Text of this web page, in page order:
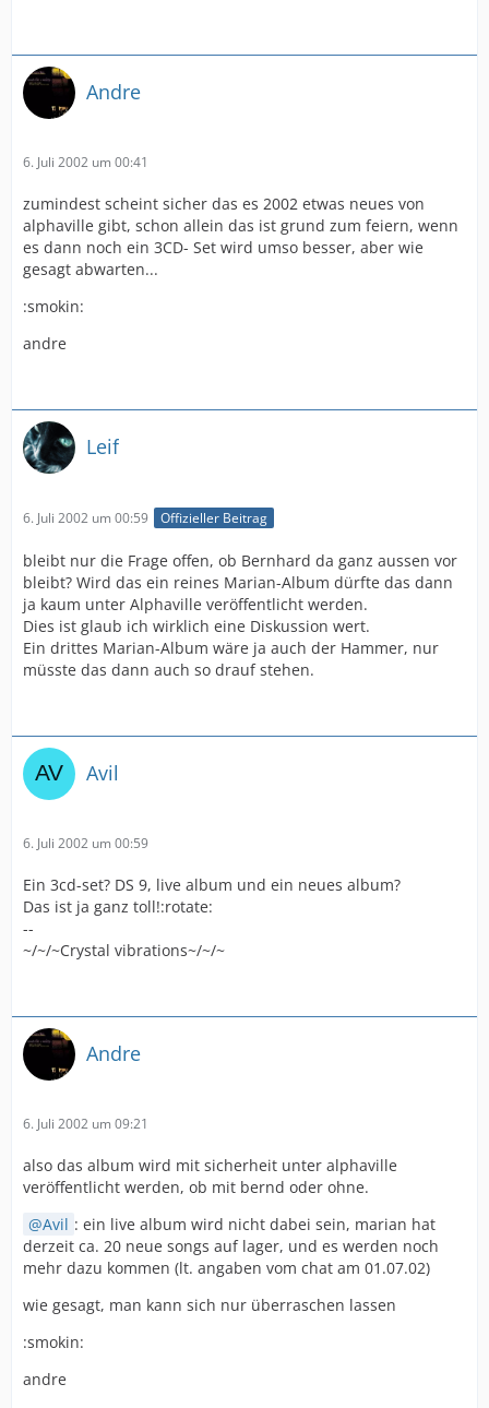
Andre
6. Juli 2002 um 00:41
zumindest scheint sicher das es 2002 etwas neues von
alphaville gibt, schon allein das ist grund zum feiern, wenn
es dann noch ein 3CD- Set wird umso besser, aber wie
gesagt abwarten...
:smokin:
andre
Leif
6. Juli 2002 um 00:59 Offizieller Beitrag
bleibt nur die Frage offen, ob Bernhard da ganz aussen vor
bleibt? Wird das ein reines Marian-Album dürfte das dann
ja kaum unter Alphaville veröffentlicht werden.
Dies ist glaub ich wirklich eine Diskussion wert.
Ein drittes Marian-Album wäre ja auch der Hammer, nur
müsste das dann auch so drauf stehen.
Avil
6. Juli 2002 um 00:59
Ein 3cd-set? DS 9, live album und ein neues album?
Das ist ja ganz toll!:rotate:
--
~/~/~Crystal vibrations~/~/~
Andre
6. Juli 2002 um 09:21
also das album wird mit sicherheit unter alphaville
veröffentlicht werden, ob mit bernd oder ohne.
Avil : ein live album wird nicht dabei sein, marian hat
derzeit ca. 20 neue songs auf lager, und es werden noch
mehr dazu kommen (lt. angaben vom chat am 01.07.02)
wie gesagt, man kann sich nur überraschen lassen
:smokin:
andre